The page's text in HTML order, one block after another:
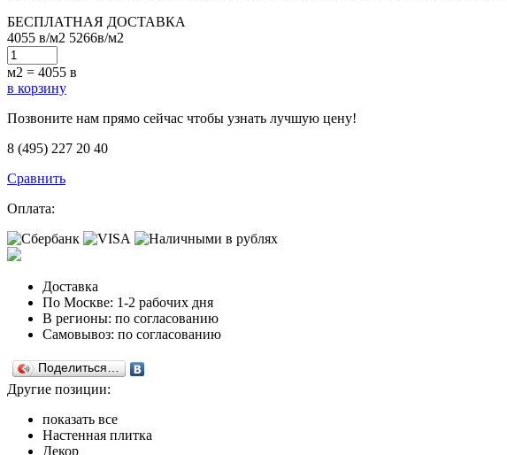
БЕСПЛАТНАЯ ДОСТАВКА
4055 в/м2 5266в/м2
м2 = 4055 в
в корзину
Позвоните нам прямо сейчас чтобы узнать лучшую цену!
8 (495) 227 20 40
Сравнить
Оплата:
Доставка
По Москве: 1-2 рабочих дня
В регионы: по согласованию
Самовывоз: по согласованию
Поделиться…
Другие позиции:
показать все
Настенная плитка
Декор